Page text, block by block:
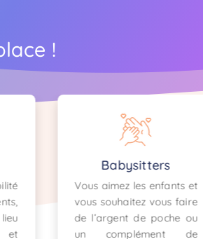
!
et
faire
ou
de
Agence de
Profitez d’une
communauté de
en recherche
agence de